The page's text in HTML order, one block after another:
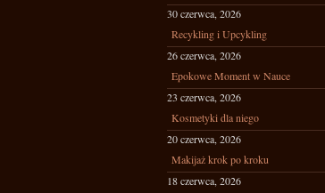
30 czerwca, 2026
Recykling i Upcykling
26 czerwca, 2026
Epokowe Moment w Nauce
23 czerwca, 2026
Kosmetyki dla niego
20 czerwca, 2026
Makijaż krok po kroku
18 czerwca, 2026